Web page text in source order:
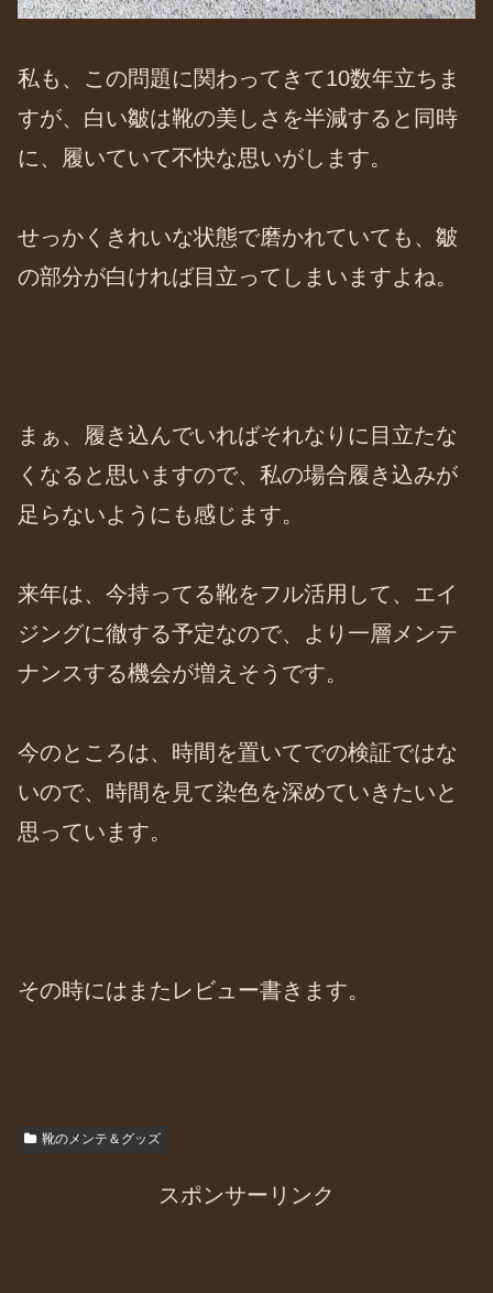
私も、この問題に関わってきて10数年立ちま
すが、白い皺は靴の美しさを半減すると同時
に、履いていて不快な思いがします。
せっかくきれいな状態で磨かれていても、皺
の部分が白ければ目立ってしまいますよね。
まぁ、履き込んでいればそれなりに目立たな
くなると思いますので、私の場合履き込みが
足らないようにも感じます。
来年は、今持ってる靴をフル活用して、エイ
ジングに徹する予定なので、より一層メンテ
ナンスする機会が増えそうです。
今のところは、時間を置いてでの検証ではな
いので、時間を見て染色を深めていきたいと
思っています。
その時にはまたレビュー書きます。
靴のメンテ＆グッズ
スポンサーリンク